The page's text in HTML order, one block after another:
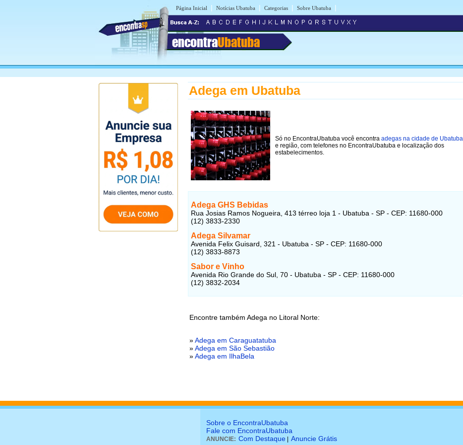
Página Inicial | Notícias Ubatuba | Categorias | Sobre Ubatuba |
encontraUbatuba
Adega em Ubatuba
Só no EncontraUbatuba você encontra adegas na cidade de Ubatuba
e região, com telefones no EncontraUbatuba e localização dos
estabelecimentos.
Adega GHS Bebidas
Rua Josias Ramos Nogueira, 413 térreo loja 1 - Ubatuba - SP - CEP: 11680-000
(12) 3833-2330
Adega Silvamar
Avenida Felix Guisard, 321 - Ubatuba - SP - CEP: 11680-000
(12) 3833-8873
Sabor e Vinho
Avenida Rio Grande do Sul, 70 - Ubatuba - SP - CEP: 11680-000
(12) 3832-2034
Encontre também Adega no Litoral Norte:
»Adega em Caraguatatuba
»Adega em São Sebastião
»Adega em IlhaBela
Sobre o EncontraUbatuba
Fale com EncontraUbatuba
ANUNCIE: Com Destaque Anuncie Grátis